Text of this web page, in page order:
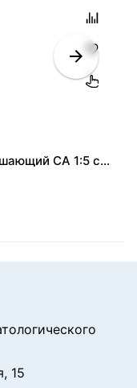
Наконечник угловой Jinme повышающий CA 1:5 classic/1:5 classic L, Jinme
15